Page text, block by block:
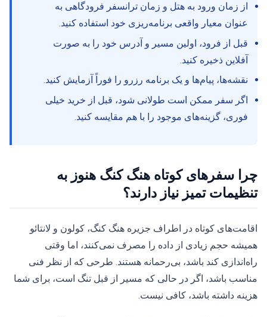
از زمان ورود به هتل و زمان ترانسفر فرودگاهی به
عنوان معیار واقعی برنامه‌ریزی خود استفاده کنید.
قبل از فرود، اولین مسیر و آدرس خود را به صورت
آفلاین ذخیره کنید.
نقشه‌ها، پیام‌ها و یک برنامه رزرو را فوراً آزمایش کنید.
اگر سفر ممکن است طولانی شود، قبل از خرید خیلی
فوری، گزینه‌های موجود را با هم مقایسه کنید.
چرا سفرهای کوتاه هنگ کنگ هنوز به
تنظیمات تمیز نیاز دارند؟
اقامت‌های کوتاه در اطراف جزیره هنگ کنگ، کولون و لانتائو
همیشه حجم زیادی از داده را مصرف نمی‌کنند، اما وقتی
راه‌اندازی کند باشد، بی‌رحمانه هستند. طرحی که از نظر فنی
مناسب باشد، اگر در حالی که مسیر از قبل تنگ است، برای شما
هزینه داشته باشد، کافی نیست.